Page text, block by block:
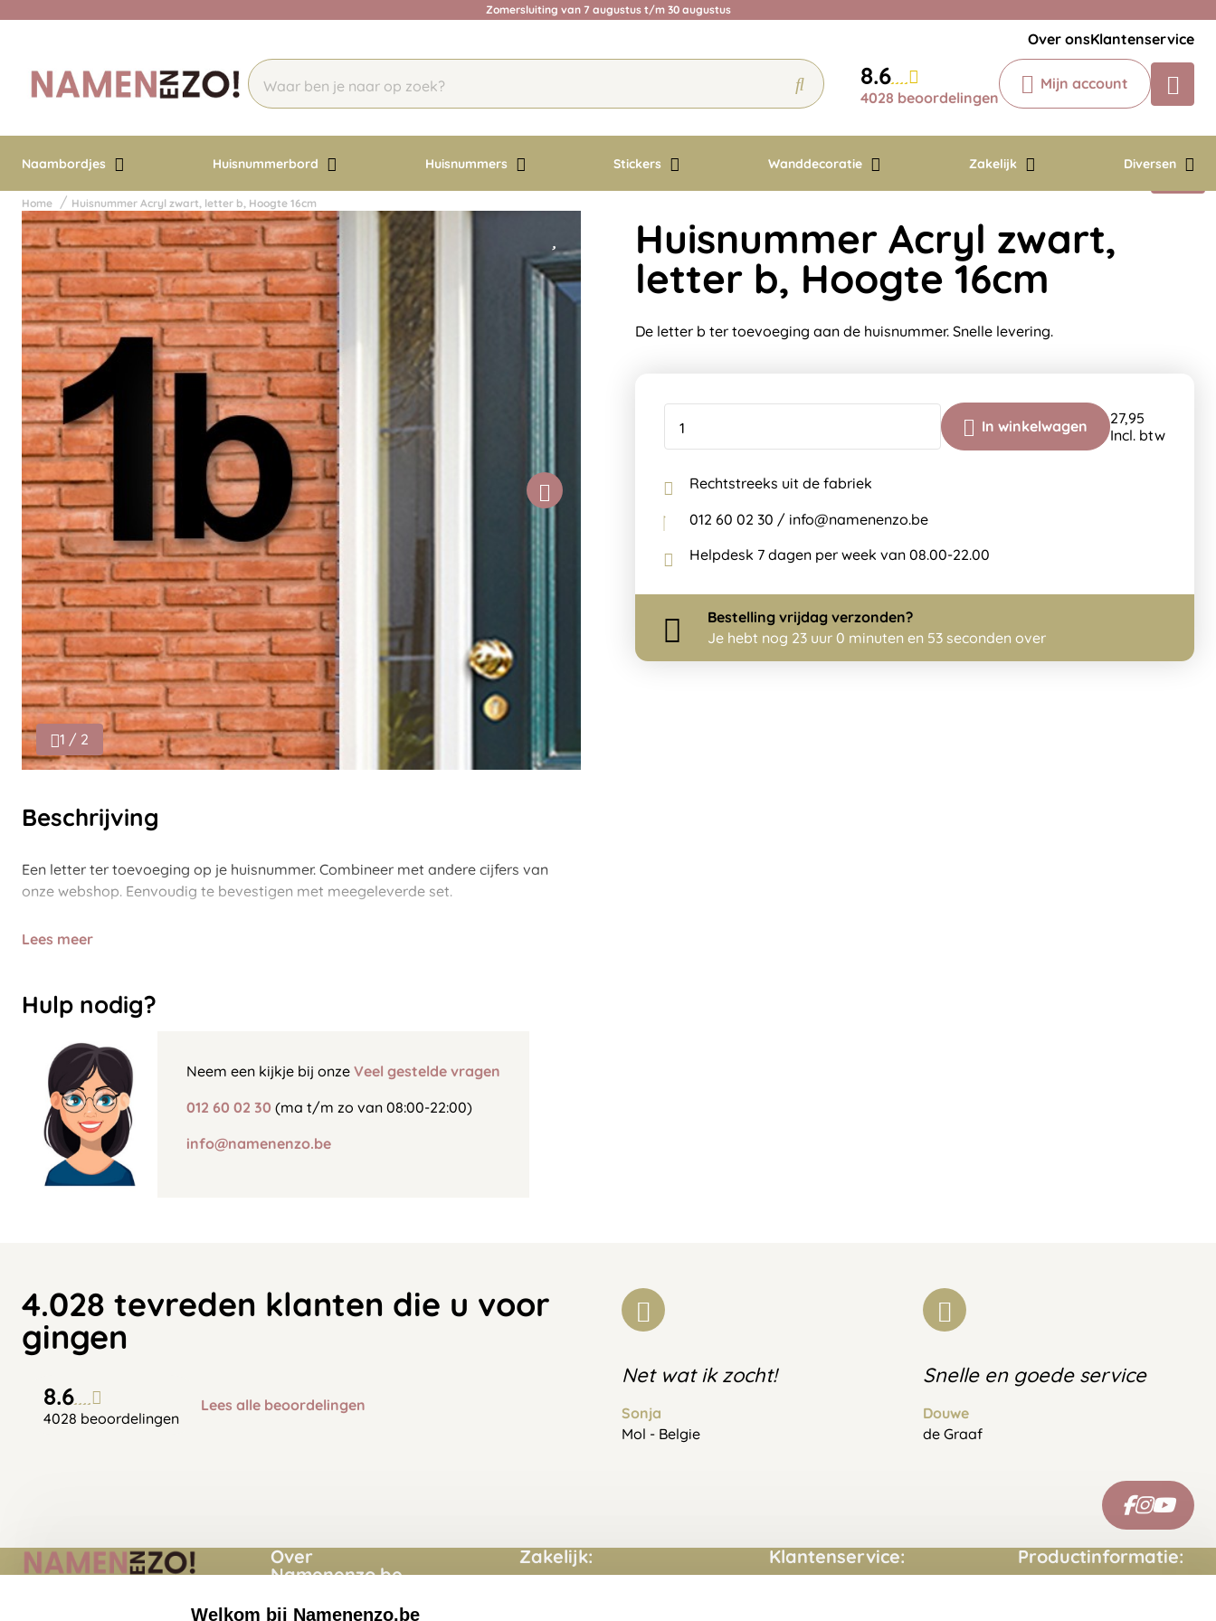
Zomersluiting van 7 augustus t/m 30 augustus
Over onsKlantenservice
8.6
4028 beoordelingen
Mijn account
Naambordjes Huisnummerbord Huisnummers Stickers Wanddecoratie Zakelijk Diversen
Chatbot
Chat 24/7 met onze chatbot voor
Contact
Home Huisnummer Acryl zwart, letter b, Hoogte 16cm
1 / 2
Beschrijving
Een letter ter toevoeging op je huisnummer. Combineer met andere cijfers van
onze webshop. Eenvoudig te bevestigen met meegeleverde set.
Lees meer
Hulp nodig?
Neem een kijkje bij onze Veel gestelde vragen
012 60 02 30 (ma t/m zo van 08:00-22:00)
info@namenenzo.be
Huisnummer Acryl zwart,
letter b, Hoogte 16cm
De letter b ter toevoeging aan de huisnummer. Snelle levering.
In winkelwagen
27,95
Incl. btw
Rechtstreeks uit de fabriek
012 60 02 30 / info@namenenzo.be
Helpdesk 7 dagen per week van 08.00-22.00
Bestelling vrijdag verzonden?
Je hebt nog 23 uur 0 minuten en 52 seconden over
4.028 tevreden klanten die u voor
gingen
8.6
4028 beoordelingen
Lees alle beoordelingen
Net wat ik zocht!
Sonja
Mol - Belgie
Snelle en goede service
Douwe
de Graaf
Over
Namenenzo.be
Momenten
Zakelijk: Klantenservice: Productinformatie:
Welkom bij Namenenzo.be